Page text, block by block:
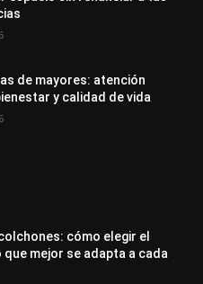
de mayores: atención
y calidad de vida
cómo elegir el
que mejor se adapta a cada